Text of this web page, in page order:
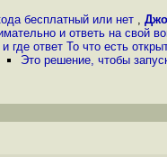
бесплатный или нет ,
и ответь на свой
и где ответ То что есть
Это решение, чтобы